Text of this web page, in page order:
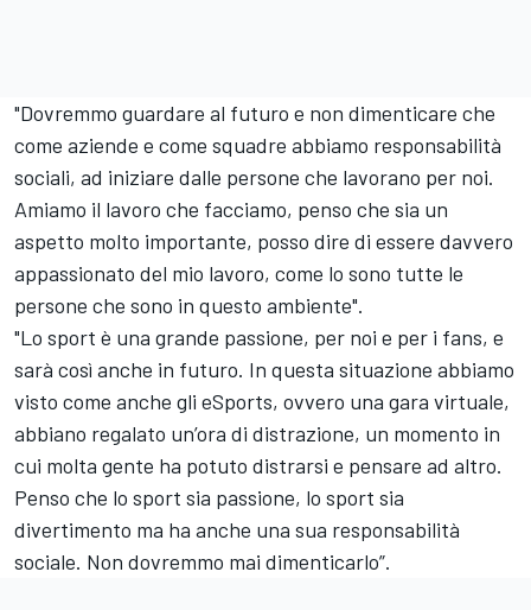
"Dovremmo guardare al futuro e non dimenticare che
come aziende e come squadre abbiamo responsabilità
sociali, ad iniziare dalle persone che lavorano per noi.
Amiamo il lavoro che facciamo, penso che sia un
aspetto molto importante, posso dire di essere davvero
appassionato del mio lavoro, come lo sono tutte le
persone che sono in questo ambiente".
"Lo sport è una grande passione, per noi e per i fans, e
sarà così anche in futuro. In questa situazione abbiamo
visto come anche gli eSports, ovvero una gara virtuale,
abbiano regalato un’ora di distrazione, un momento in
cui molta gente ha potuto distrarsi e pensare ad altro.
Penso che lo sport sia passione, lo sport sia
divertimento ma ha anche una sua responsabilità
sociale. Non dovremmo mai dimenticarlo”.